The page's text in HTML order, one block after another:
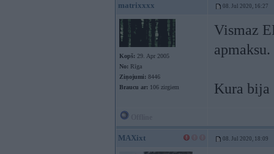
matrixxxx 08. Jul 2020, 16:27
Kopš: 29. Apr 2005
No: Rīga
Ziņojumi: 8446
Braucu ar: 106 zirgiem
Vismaz
apmaksu.
Kura bija
MAXixt 08. Jul 2020, 18:09